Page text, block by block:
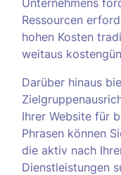
Unternehmens
Ressourcen
hohen Kosten
weitaus
Darüber hinaus
Ihrer Website für
Phrasen können
die aktiv nach
Dienstleistungen